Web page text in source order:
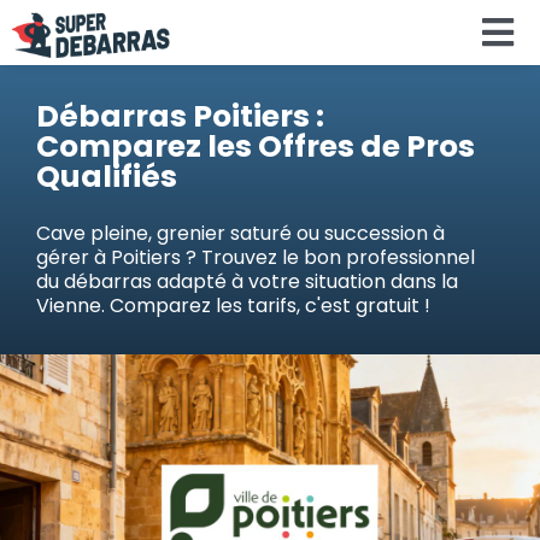
Skip
to
Services
Search
for:
Débarras Poitiers :
Comparez les Offres de Pros
Qualifiés
Cave pleine, grenier saturé ou succession à
gérer à Poitiers ? Trouvez le bon professionnel
du débarras adapté à votre situation dans la
Vienne. Comparez les tarifs, c'est gratuit !